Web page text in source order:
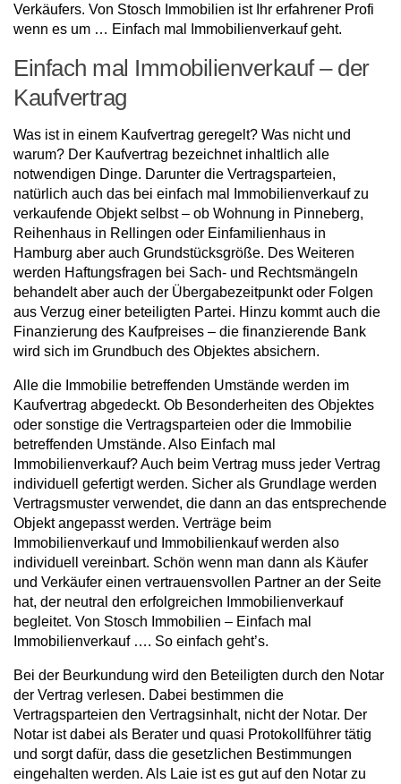
Verkäufers. Von Stosch Immobilien ist Ihr erfahrener Profi
wenn es um … Einfach mal Immobilienverkauf geht.
Einfach mal Immobilienverkauf – der
Kaufvertrag
Was ist in einem Kaufvertrag geregelt? Was nicht und
warum? Der Kaufvertrag bezeichnet inhaltlich alle
notwendigen Dinge. Darunter die Vertragsparteien,
natürlich auch das bei einfach mal Immobilienverkauf zu
verkaufende Objekt selbst – ob Wohnung in Pinneberg,
Reihenhaus in Rellingen oder Einfamilienhaus in
Hamburg aber auch Grundstücksgröße. Des Weiteren
werden Haftungsfragen bei Sach- und Rechtsmängeln
behandelt aber auch der Übergabezeitpunkt oder Folgen
aus Verzug einer beteiligten Partei. Hinzu kommt auch die
Finanzierung des Kaufpreises – die finanzierende Bank
wird sich im Grundbuch des Objektes absichern.
Alle die Immobilie betreffenden Umstände werden im
Kaufvertrag abgedeckt. Ob Besonderheiten des Objektes
oder sonstige die Vertragsparteien oder die Immobilie
betreffenden Umstände. Also Einfach mal
Immobilienverkauf? Auch beim Vertrag muss jeder Vertrag
individuell gefertigt werden. Sicher als Grundlage werden
Vertragsmuster verwendet, die dann an das entsprechende
Objekt angepasst werden. Verträge beim
Immobilienverkauf und Immobilienkauf werden also
individuell vereinbart. Schön wenn man dann als Käufer
und Verkäufer einen vertrauensvollen Partner an der Seite
hat, der neutral den erfolgreichen Immobilienverkauf
begleitet. Von Stosch Immobilien – Einfach mal
Immobilienverkauf …. So einfach geht’s.
Bei der Beurkundung wird den Beteiligten durch den Notar
der Vertrag verlesen. Dabei bestimmen die
Vertragsparteien den Vertragsinhalt, nicht der Notar. Der
Notar ist dabei als Berater und quasi Protokollführer tätig
und sorgt dafür, dass die gesetzlichen Bestimmungen
eingehalten werden. Als Laie ist es gut auf den Notar zu